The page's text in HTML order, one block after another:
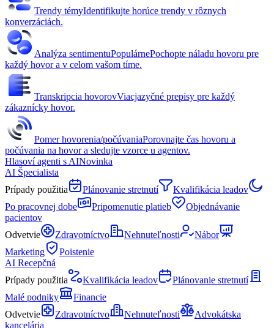
Trendy témyIdentifikujte horúce trendy v rôznych
konverzáciách.
Analýza sentimentuPopulárnePochopte náladu hovoru pre
každý hovor a v celom vašom tíme.
Transkripcia hovorovViacjazyčné prepisy pre každý
zákaznícky hovor.
Pomer hovorenia/počúvaniaPorovnajte čas hovoru a
počúvania na hovor a sledujte vzorce u agentov.
Hlasoví agenti s AINovinka
AI Špecialista
Prípady použitia
Plánovanie stretnutí
Kvalifikácia leadov
Po pracovnej dobe
Pripomenutie platieb
Objednávanie
pacientov
Odvetvie
Zdravotníctvo Nehnuteľnosti
Nábor
Marketing
Poistenie
AI Recepčná
Prípady použitia
Kvalifikácia leadov
Plánovanie stretnutí
Malé podniky
Financie
Odvetvie
Zdravotníctvo Nehnuteľnosti
Advokátska
kancelária